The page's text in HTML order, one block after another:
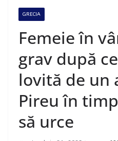
GRECIA
Femeie în
grav după
lovită de un
Pireu în
să urce